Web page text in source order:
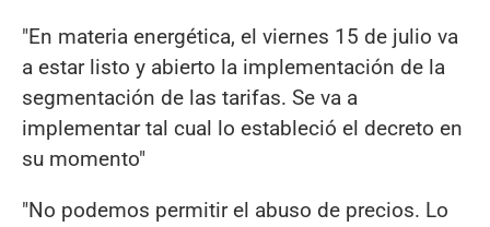
"En materia energética, el viernes 15 de julio va
a estar listo y abierto la implementación de la
segmentación de las tarifas. Se va a
implementar tal cual lo estableció el decreto en
su momento"
"No podemos permitir el abuso de precios. Lo